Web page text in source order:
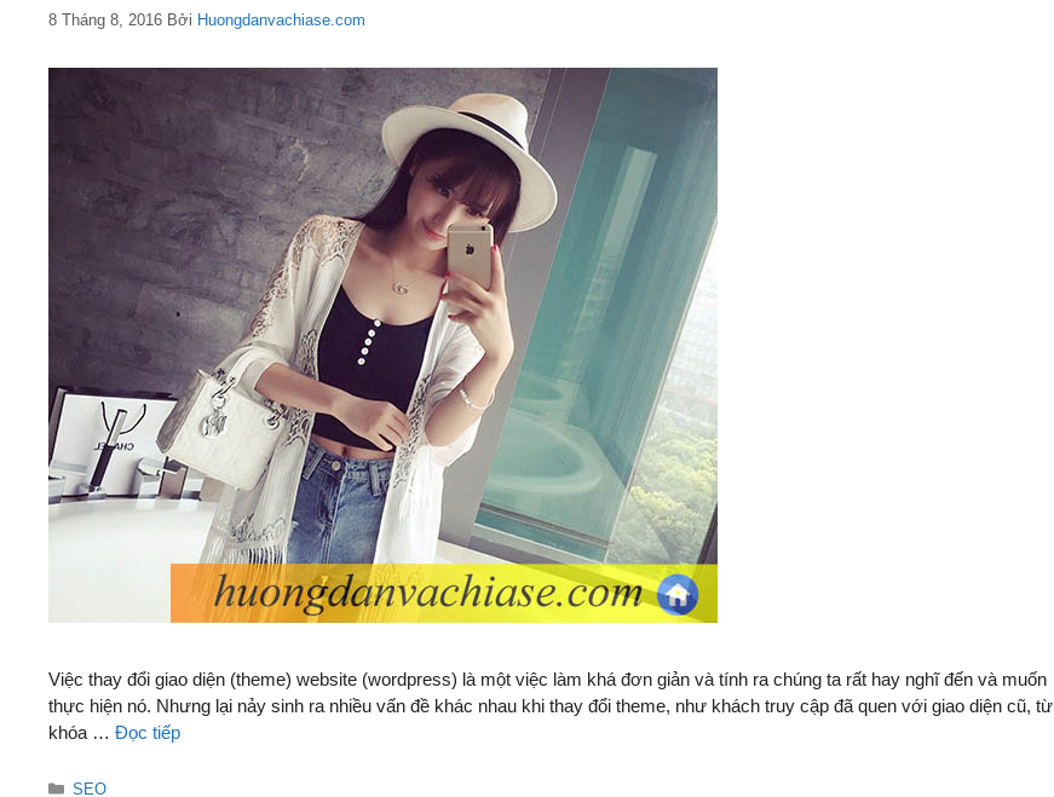
8 Tháng 8, 2016 Bởi Huongdanvachiase.com
Việc thay đổi giao diện (theme) website (wordpress) là một việc làm khá đơn giản và tính ra chúng ta rất hay nghĩ đến và muốn
thực hiện nó. Nhưng lại nảy sinh ra nhiều vấn đề khác nhau khi thay đổi theme, như khách truy cập đã quen với giao diện cũ, từ
khóa … Đọc tiếp
Danh
SEO